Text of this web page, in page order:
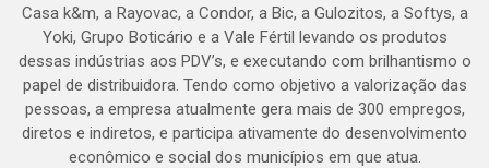
Casa k&m, a Rayovac, a Condor, a Bic, a Gulozitos, a Softys, a
Yoki, Grupo Boticário e a Vale Fértil levando os produtos
dessas indústrias aos PDV’s, e executando com brilhantismo o
papel de distribuidora. Tendo como objetivo a valorização das
pessoas, a empresa atualmente gera mais de 300 empregos,
diretos e indiretos, e participa ativamente do desenvolvimento
econômico e social dos municípios em que atua.